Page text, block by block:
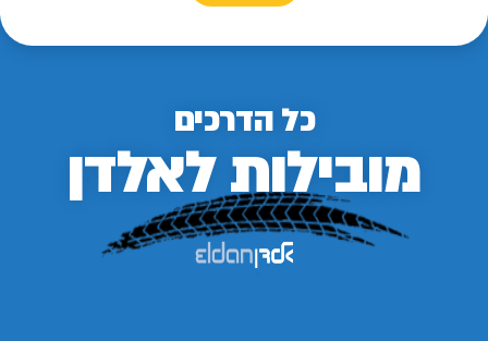
כל הדרכים
מובילות לאלדן